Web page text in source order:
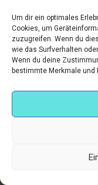
Um dir ein optimales
Cookies, um
zuzugreifen. Wenn du
wie das Surfverhalten
Wenn du deine
bestimmte Merkmale und